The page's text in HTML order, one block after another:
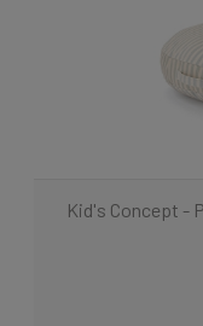
Kid's Concept -